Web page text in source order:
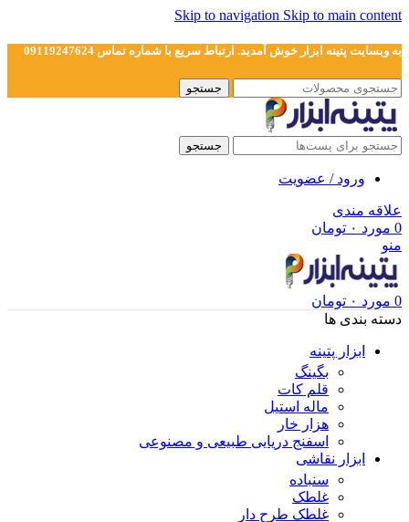
Skip to navigation Skip to main content
به وبسایت پتینه ابزار خوش آمدید. ارتباط سریع با شماره تماس 09119247624
جستجو
جستجو
ورود / عضویت
علاقه مندی
0 مورد ۰ تومان
منو
0 مورد ۰ تومان
دسته بندی ها
ابزار پتینه
بگینگ
قلم کات
ماله استیل
هزار خار
اسفنج دریایی طبیعی و مصنوعی
ابزار نقاشی
سنباده
غلطک
غلطک طرح دار